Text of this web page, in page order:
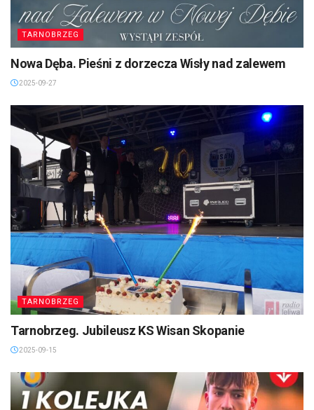
TARNOBRZEG
Nowa Dęba. Pieśni z dorzecza Wisły nad zalewem
2025-09-27
TARNOBRZEG
Tarnobrzeg. Jubileusz KS Wisan Skopanie
2025-09-15